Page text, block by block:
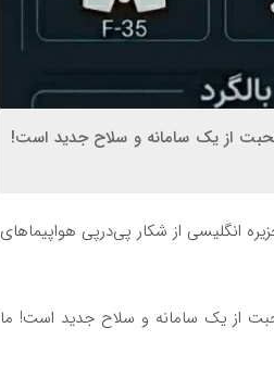
صحبت از یک سامانه و سلاح جدید است!
انگلیسی از شکار پی‌در‌پی هواپیماهای
از یک سامانه و سلاح جدید است! ما